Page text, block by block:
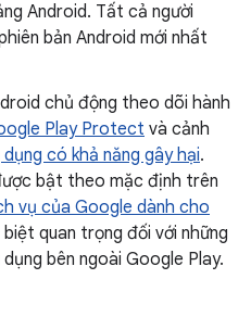
Android. Tất cả người
bản Android mới nhất
chủ động theo dõi hành
Play Protect và cảnh
dụng có khả năng gây hại.
bật theo mặc định trên
vụ của Google dành cho
quan trọng đối với những
bên ngoài Google Play.